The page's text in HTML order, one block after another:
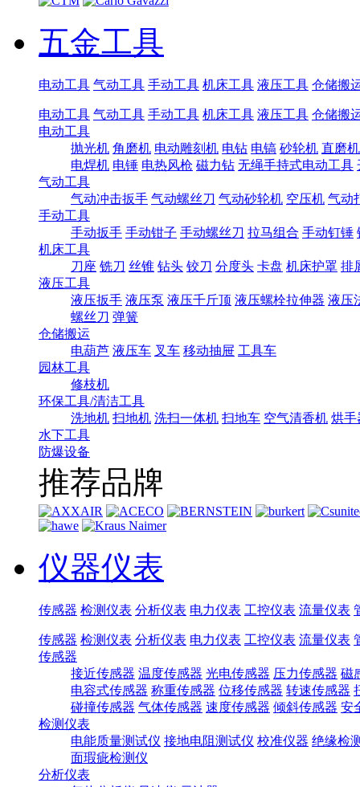
五金工具
电动工具 气动工具 手动工具 机床工具 液压工具 仓储搬
电动工具 气动工具 手动工具 机床工具 液压工具 仓储搬
电动工具
抛光机 角磨机 电动雕刻机 电钻 电镐 砂轮机 直磨机
电焊机 电锤 电热风枪 磁力钻 无绳手持式电动工具
气动工具
气动冲击扳手 气动螺丝刀 气动砂轮机 空压机 气动
手动工具
手动扳手 手动钳子 手动螺丝刀 拉马组合 手动钉锤
机床工具
刀座 铣刀 丝锥 钻头 铰刀 分度头 卡盘 机床护罩 排
液压工具
液压扳手 液压泵 液压千斤顶 液压螺栓拉伸器 液压
螺丝刀 弹簧
仓储搬运
电葫芦 液压车 叉车 移动抽屉 工具车
园林工具
修枝机
环保工具/清洁工具
洗地机 扫地机 洗扫一体机 扫地车 空气清香机 烘手
水下工具
防爆设备
推荐品牌
仪器仪表
传感器 检测仪表 分析仪表 电力仪表 工控仪表 流量仪表
传感器 检测仪表 分析仪表 电力仪表 工控仪表 流量仪表
传感器
接近传感器 温度传感器 光电传感器 压力传感器 磁
电容式传感器 称重传感器 位移传感器 转速传感器
碰撞传感器 气体传感器 速度传感器 倾斜传感器 安
检测仪表
电能质量测试仪 接地电阻测试仪 校准仪器 绝缘检
面瑕疵检测仪
分析仪表